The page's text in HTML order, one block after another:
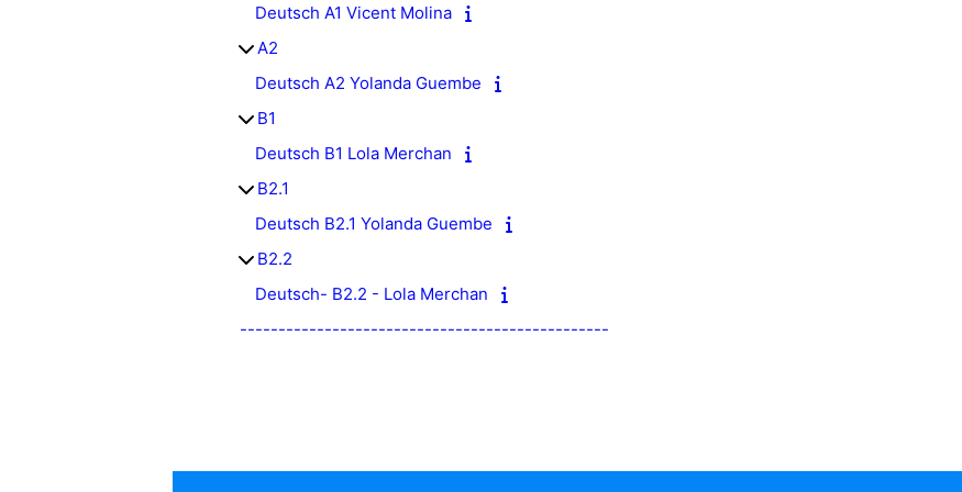
Deutsch A1 Vicent Molina
A2
Deutsch A2 Yolanda Guembe
B1
Deutsch B1 Lola Merchan
B2.1
Deutsch B2.1 Yolanda Guembe
B2.2
Deutsch- B2.2 - Lola Merchan
------------------------------------------------